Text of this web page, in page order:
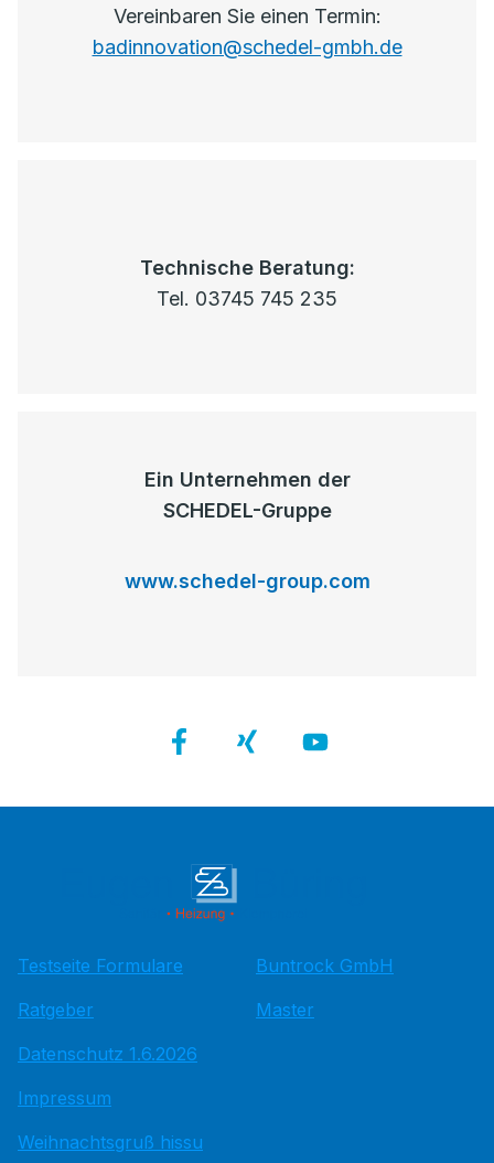
Vereinbaren Sie einen Termin:
badinnovation@schedel-gmbh.de
Technische Beratung:
Tel. 03745 745 235
Ein Unternehmen der
SCHEDEL-Gruppe
www.schedel-group.com
Testseite Formulare
Ratgeber
Datenschutz 1.6.2026
Impressum
Weihnachtsgruß hissu
Buntrock GmbH
Master